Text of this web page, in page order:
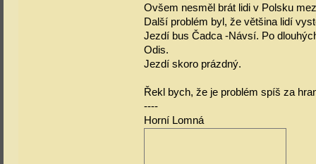
Ovšem nesměl brát lidi v Polsku
Další problém byl, že většina lidí
Jezdí bus Čadca -Návsí. Po
Odis.
Jezdí skoro prázdný.
Řekl bych, že je problém spíš za
----
Horní Lomná